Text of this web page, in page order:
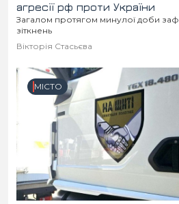
агресії рф проти України
Загалом протягом минулої доби
зіткнень
Вікторія Стасьєва
МІСТО